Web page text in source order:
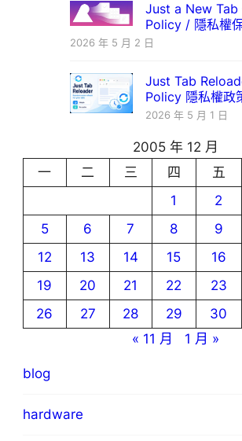
Just a New Tab
Policy / 隱私權
2026 年 5 月 2 日
Just Tab
Policy 隱私權政
2026 年 5 月 1 日
2005 年 12 月
一
二 三 四 五
1
2
5
6 7 8 9
12
13 14 15 16
19
20 21 22 23
26
27 28 29 30
« 11 月
1 月 »
blog
hardware